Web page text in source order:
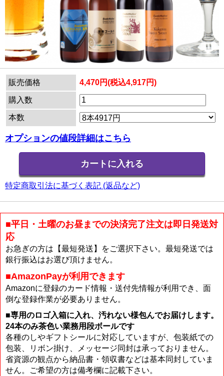
販売価格 4,470円(税込4,917円)
購入数
本数
オプションの値段詳細はこちら
特定商取引法に基づく表記 (返品など)
■平日・土曜のお昼までの決済完了注文は即日発送対
応
お急ぎの方は【最短発送】をご選択下さい。最短発送では
銀行振込はお選び頂けません。
■AmazonPayが利用できます
Amazonに登録のカード情報・送付先情報が利用でき、面
倒な登録作業が必要ありません。
■専用のロゴ入箱に入れ、汚れない様包んでお届けします。
24本のみ茶色い業務用段ボールです
各種のしやギフトシールに対応していますが、包装紙での
包装、リボン掛け、メッセージ同封は承っておりません。
省資源の観点から納品書・領収書などは基本同封していま
せん。ご希望の方は備考欄に記載下さい。